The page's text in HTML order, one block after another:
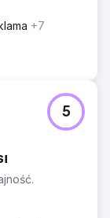
+7
5